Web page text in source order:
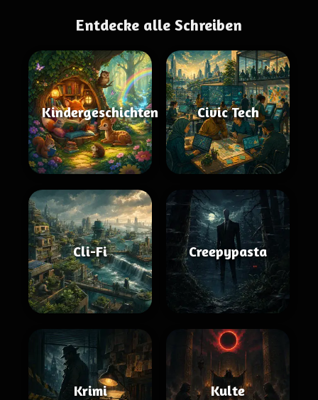
Entdecke alle Schreiben
Kindergeschichten Civic Tech
Cli-Fi Creepypasta
Krimi Kulte